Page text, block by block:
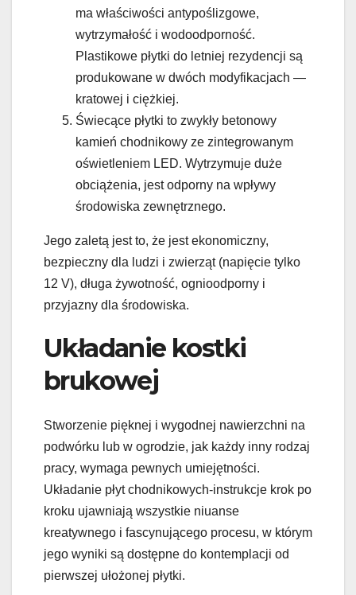
ma właściwości antypoślizgowe,
wytrzymałość i wodoodporność.
Plastikowe płytki do letniej rezydencji są
produkowane w dwóch modyfikacjach —
kratowej i ciężkiej.
Świecące płytki to zwykły betonowy
kamień chodnikowy ze zintegrowanym
oświetleniem LED. Wytrzymuje duże
obciążenia, jest odporny na wpływy
środowiska zewnętrznego.
Jego zaletą jest to, że jest ekonomiczny,
bezpieczny dla ludzi i zwierząt (napięcie tylko
12 V), długa żywotność, ognioodporny i
przyjazny dla środowiska.
Układanie kostki
brukowej
Stworzenie pięknej i wygodnej nawierzchni na
podwórku lub w ogrodzie, jak każdy inny rodzaj
pracy, wymaga pewnych umiejętności.
Układanie płyt chodnikowych-instrukcje krok po
kroku ujawniają wszystkie niuanse
kreatywnego i fascynującego procesu, w którym
jego wyniki są dostępne do kontemplacji od
pierwszej ułożonej płytki.